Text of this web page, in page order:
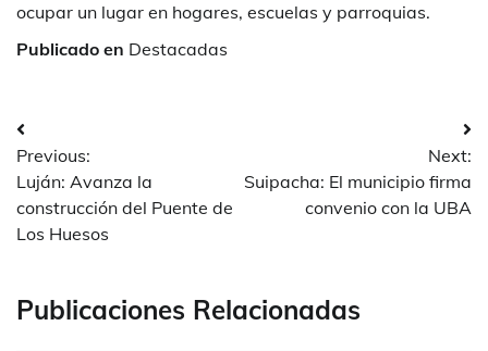
ocupar un lugar en hogares, escuelas y parroquias.
Publicado en Destacadas
Navegación
de
entradas
Previous:
Luján: Avanza la
construcción del Puente de
Los Huesos
Next:
Suipacha: El municipio firma
convenio con la UBA
Publicaciones Relacionadas